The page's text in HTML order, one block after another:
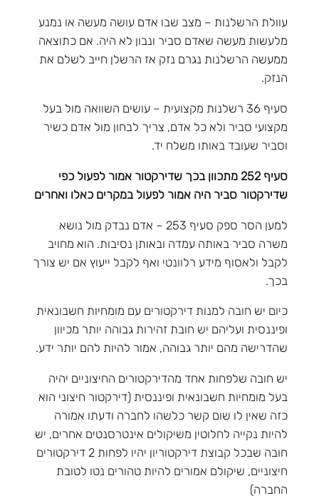
עוולת הרשלנות – מצב שבו אדם עושה מעשה או נמנע
מלעשות מעשה שאדם סביר ונבון לא היה. אם כתוצאה
ממעשה הרשלנות נגרם נזק אז הרשלן חייב לשלם את
הנזק.
סעיף 36 רשלנות מקצועית – עושים השוואה מול בעל
מקצועי סביר ולא כל אדם, צריך לבחון מול אדם כשיר
וסביר שעובד באותו משלח יד.
סעיף 252 מתכוון בכך שדירקטור אמור לפעול כפי
שדירקטור סביר היה אמור לפעול במקרים כאלו ואחרים
למען הסר ספק סעיף 253 – אדם נבדק מול נושא
משרה סביר באותה עמדה ובאותן נסיבות. הוא מחויב
לקבל ולאסוף מידע רלוונטי ואף לקבל ייעוץ אם יש צורך
בכך.
כיום יש חובה למנות דירקטורים עם מומחיות חשבונאית
ופיננסית ועליהם יש חובת זהירות גבוהה יותר מכיוון
שהדרישה מהם יותר גבוהה, אמור להיות להם יותר ידע.
יש חובה שלפחות אחד מהדירקטורים החיצוניים יהיה
בעל מומחיות חשבונאית ופיננסית (דירקטור חיצוני הוא
כזה שאין לו שום קשר כלשהו לחברה ודעתו אמורה
להיות נקייה לחלוטין משיקולים אינטרסנטים אחרים, יש
חובה שבכל קבוצת דירקטוריון יהיו לפחות 2 דירקטורים
חיצוניים, שיקולם אמורים להיות טהורים נטו לטובת
החברה)